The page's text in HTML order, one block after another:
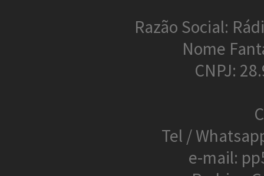
Razão Social:
Nome
CNPJ:
Tel /
e-mail: